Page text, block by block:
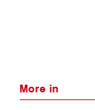
More in